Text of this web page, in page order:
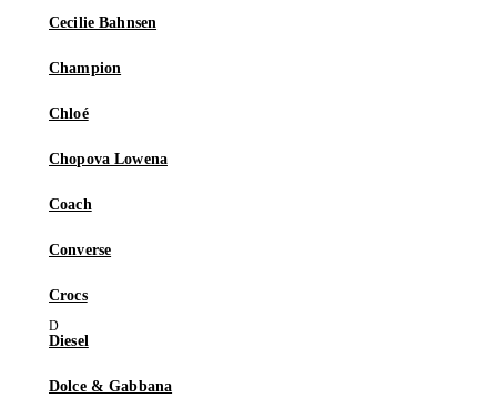
Cecilie Bahnsen
Champion
Chloé
Chopova Lowena
Coach
Converse
Crocs
Diesel
Dolce & Gabbana